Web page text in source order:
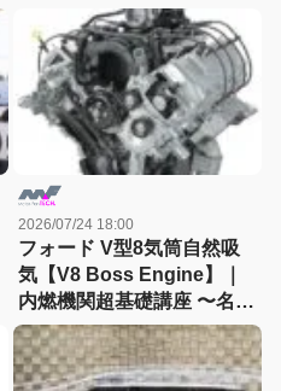
どう変えるのか
2026/07/24 18:00
フォード V型8気筒自然吸
気【V8 Boss Engine】｜
内燃機関超基礎講座 〜名作
エンジン図鑑